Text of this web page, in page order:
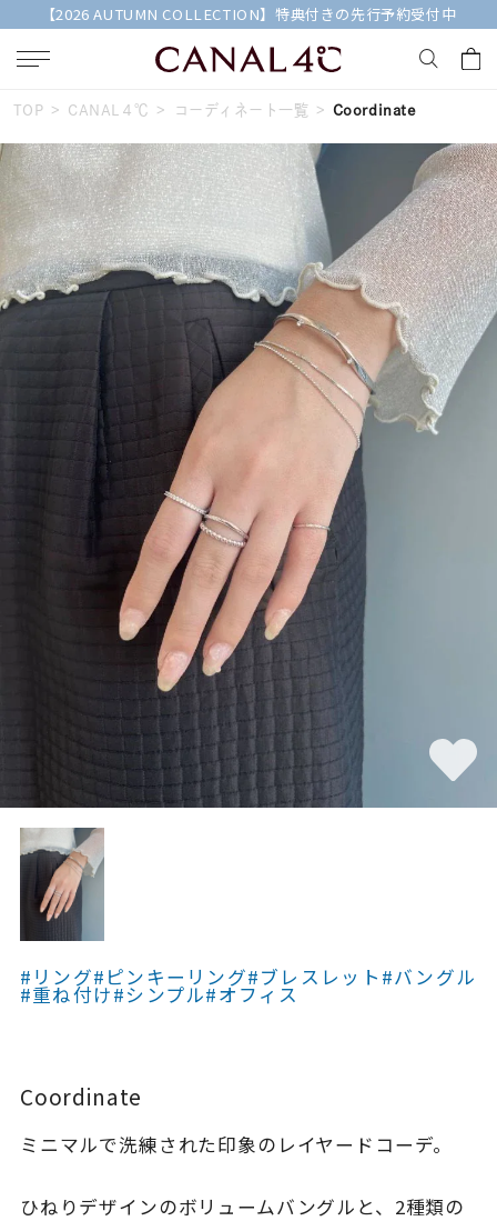
【2026 AUTUMN COLLECTION】特典付きの先行予約受付中
キーワードで検索する
人気検索キーワード
#summer #ダイヤモンド ネックレス
#くまのプーさん #エタニティ
Canal４℃
すべてのジュエリー
素材
モチーフ
石の色
ファッションテイス
着用シーン
レディース
TOP CANAL４℃ コーディネート一覧 Coordinate
#リング#ピンキーリング#ブレスレット #バングル
#重ね付け#シンプル#オフィス
Coordinate
ミニマルで洗練された印象のレイヤードコーデ。
ひねりデザインのボリュームバングルと、2種類の